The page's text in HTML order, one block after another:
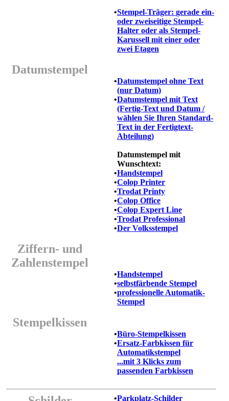
•Stempel-Träger: gerade ein-
oder zweiseitige Stempel-
Halter oder als Stempel-
Karussell mit einer oder
zwei Etagen
Datumstempel
•Datumstempel ohne Text
(nur Datum)
•Datumstempel mit Text
(Fertig-Text und Datum /
wählen Sie Ihren Standard-
Text in der Fertigtext-
Abteilung)
Datumstempel mit
Wunschtext:
•Handstempel
•Colop Printer
•Trodat Printy
•Colop Office
•Colop Expert Line
•Trodat Professional
•Der Volksstempel
Ziffern- und
Zahlenstempel
•Handstempel
•selbstfärbende Stempel
•professionelle Automatik-
Stempel
Stempelkissen
•Büro-Stempelkissen
•Ersatz-Farbkissen für
Automatikstempel
...mit 3 Klicks zum
passenden Farbkissen
•Parkplatz-Schilder